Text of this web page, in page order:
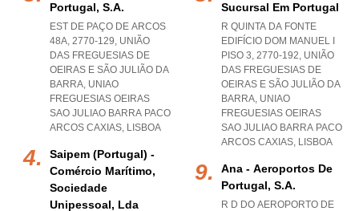
Portugal, S.a.
EST DE PAÇO DE ARCOS
48A, 2770-129, UNIÃO
DAS FREGUESIAS DE
OEIRAS E SÃO JULIÃO DA
BARRA, UNIAO
FREGUESIAS OEIRAS
SAO JULIAO BARRA PACO
ARCOS CAXIAS, LISBOA
Saipem (portugal) -
Comércio Marítimo,
Sociedade
Unipessoal, Lda
Sucursal Em Portugal
R QUINTA DA FONTE
EDIFÍCIO DOM MANUEL I
PISO 3, 2770-192, UNIÃO
DAS FREGUESIAS DE
OEIRAS E SÃO JULIÃO DA
BARRA, UNIAO
FREGUESIAS OEIRAS
SAO JULIAO BARRA PACO
ARCOS CAXIAS, LISBOA
Ana - Aeroportos De
Portugal, S.a.
R D DO AEROPORTO DE